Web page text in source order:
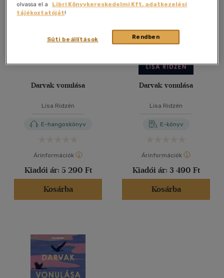
Alkalmaz
Darvak vonulása
Lisa Ridzén
E-hangoskönyv
Árinformációk
Kiadói ár: 5 290 Ft
Kosárba
Darvak vonulása
Lisa Ridzén
E-könyv
Árinformációk
Kiadói ár: 3 490 Ft
Kosárba
olvassa el a
Libri Könyvkereskedelmi Kft. adatkezelési
tájékoztatóját!
Rendben
Süti beállítások